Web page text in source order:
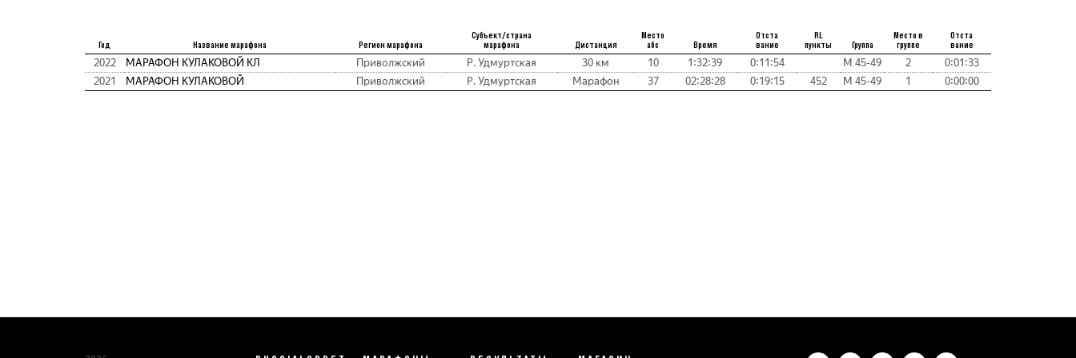
Год Название марафона Регион марафона
Субъект/страна
марафона
Дистанция
Место
абс
Время
Отста
вание
RL
пункты
Группа
Место в
группе
Отста
вание
2022 МАРАФОН КУЛАКОВОЙ КЛ Приволжский Р. Удмуртская 30 км 10 1:32:39 0:11:54 М 45-49 2
0:01:33
2021
МАРАФОН КУЛАКОВОЙ Приволжский Р. Удмуртская Марафон 37 02:28:28 0:19:15 452 М 45-49 1 0:00:00